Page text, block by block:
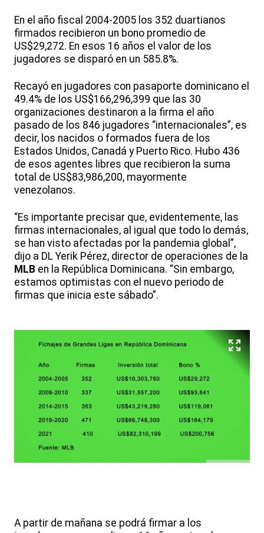
En el año fiscal 2004-2005 los 352 duartianos
firmados recibieron un bono promedio de
US$29,272. En esos 16 años el valor de los
jugadores se disparó en un 585.8%.
Recayó en jugadores con pasaporte dominicano el
49.4% de los US$166,296,399 que las 30
organizaciones destinaron a la firma el año
pasado de los 846 jugadores “internacionales”, es
decir, los nacidos o formados fuera de los
Estados Unidos, Canadá y Puerto Rico. Hubo 436
de esos agentes libres que recibieron la suma
total de US$83,986,200, mayormente
venezolanos.
“Es importante precisar que, evidentemente, las
firmas internacionales, al igual que todo lo demás,
se han visto afectadas por la pandemia global”,
dijo a DL Yerik Pérez, director de operaciones de la
MLB en la República Dominicana. “Sin embargo,
estamos optimistas con el nuevo periodo de
firmas que inicia este sábado”.
A partir de mañana se podrá firmar a los